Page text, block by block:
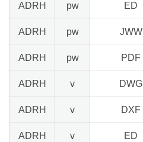
ADRH pw ED
ADRH pw JWW
ADRH pw PDF
ADRH v DWG
ADRH v DXF
ADRH v ED